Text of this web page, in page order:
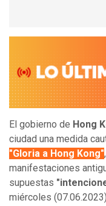
El gobierno de Hong
ciudad una medida
"Gloria a Hong Kong"
manifestaciones
supuestas
miércoles